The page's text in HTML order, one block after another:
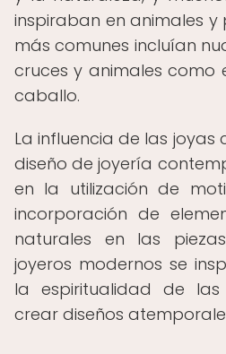
inspiraban en animales y
más comunes incluían
cruces y animales como
caballo.
La influencia de las joyas
diseño de joyería
en la utilización de
incorporación de
naturales en las
joyeros modernos se
la espiritualidad de
crear diseños